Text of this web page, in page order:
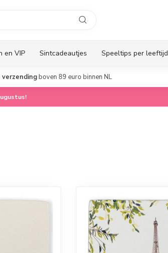
en VIP Sintcadeautjes Speeltips per leeftijd
verzendingboven 89 euro binnen NL